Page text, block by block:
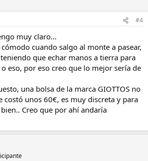
#4
muy claro...
cuando salgo al monte a pasear,
que echar manos a tierra para
eso, por eso creo que lo mejor sería de
una bolsa de la marca GIOTTOS no
costó unos 60€, es muy discreta y para
Creo que por ahí andaría